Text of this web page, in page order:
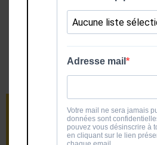
Téléchargez